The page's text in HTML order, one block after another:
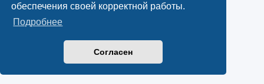
обеспечения своей корректной работы.
Подробнее
Согласен